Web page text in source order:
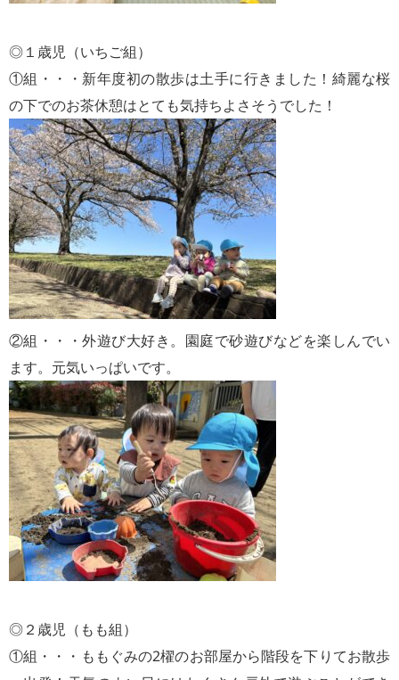
◎１歳児（いちご組）
①組・・・新年度初の散歩は土手に行きました！綺麗な桜
の下でのお茶休憩はとても気持ちよさそうでした！
②組・・・外遊び大好き。園庭で砂遊びなどを楽しんでい
ます。元気いっぱいです。
◎２歳児（もも組）
①組・・・ももぐみの2櫂のお部屋から階段を下りてお散歩